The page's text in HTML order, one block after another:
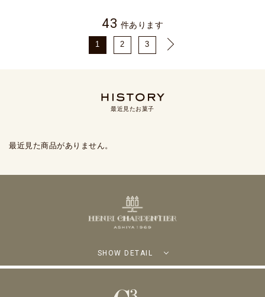
43 件あります
1 2 3
最近見たお菓子
最近見た商品がありません。
SHOW DETAIL